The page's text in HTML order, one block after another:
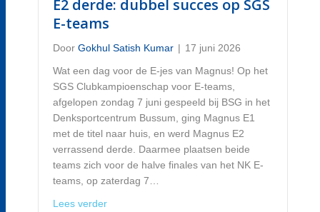
E2 derde: dubbel succes op SGS
E-teams
Door Gokhul Satish Kumar | 17 juni 2026
Wat een dag voor de E-jes van Magnus! Op het
SGS Clubkampioenschap voor E-teams,
afgelopen zondag 7 juni gespeeld bij BSG in het
Denksportcentrum Bussum, ging Magnus E1
met de titel naar huis, en werd Magnus E2
verrassend derde. Daarmee plaatsen beide
teams zich voor de halve finales van het NK E-
teams, op zaterdag 7…
Lees verderabout Magnus E1 kampioen, Magnus E2